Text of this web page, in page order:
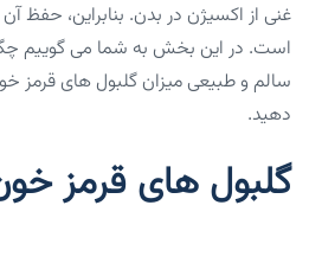
غنی از اکسیژن در بدن. بنابراین،
است. در این بخش به شما می گوییم
سالم و طبیعی میزان گلبول های قرمز
دهید.
گلبول های قرمز